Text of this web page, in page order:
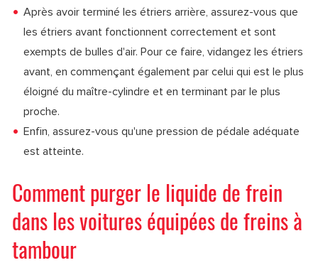
Après avoir terminé les étriers arrière, assurez-vous que
les étriers avant fonctionnent correctement et sont
exempts de bulles d'air. Pour ce faire, vidangez les étriers
avant, en commençant également par celui qui est le plus
éloigné du maître-cylindre et en terminant par le plus
proche.
Enfin, assurez-vous qu'une pression de pédale adéquate
est atteinte.
Comment purger le liquide de frein
dans les voitures équipées de freins à
tambour